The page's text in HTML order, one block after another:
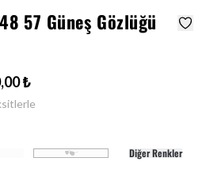
57 Güneş Gözlüğü
₺
Diğer Renkler